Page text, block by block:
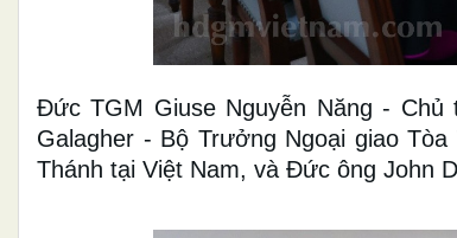
Đức TGM Giuse Nguyễn Năng -
Galagher - Bộ Trưởng Ngoại giao
Thánh tại Việt Nam, và Đức ông John